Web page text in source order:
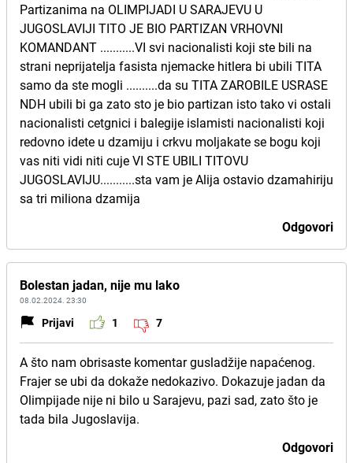
Partizanima na OLIMPIJADI U SARAJEVU U
JUGOSLAVIJI TITO JE BIO PARTIZAN VRHOVNI
KOMANDANT ...........VI svi nacionalisti koji ste bili na
strani neprijatelja fasista njemacke hitlera bi ubili TITA
samo da ste mogli ..........da su TITA ZAROBILE USRASE
NDH ubili bi ga zato sto je bio partizan isto tako vi ostali
nacionalisti cetgnici i balegije islamisti nacionalisti koji
redovno idete u dzamiju i crkvu moljakate se bogu koji
vas niti vidi niti cuje VI STE UBILI TITOVU
JUGOSLAVIJU...........sta vam je Alija ostavio dzamahiriju
sa tri miliona dzamija
Odgovori
Bolestan jadan, nije mu lako
08.02.2024. 23:30
Prijavi 1 7
A što nam obrisaste komentar gusladžije napaćenog.
Frajer se ubi da dokaže nedokazivo. Dokazuje jadan da
Olimpijade nije ni bilo u Sarajevu, pazi sad, zato što je
tada bila Jugoslavija.
Odgovori